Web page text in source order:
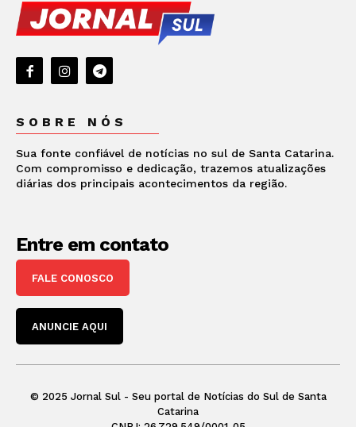
SOBRE NÓS
Sua fonte confiável de notícias no sul de Santa Catarina.
Com compromisso e dedicação, trazemos atualizações
diárias dos principais acontecimentos da região.
Entre em contato
FALE CONOSCO
ANUNCIE AQUI
© 2025 Jornal Sul - Seu portal de Notícias do Sul de Santa
Catarina